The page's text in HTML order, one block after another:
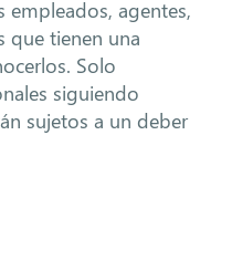
empleados, agentes,
que tienen una
Solo
siguiendo
sujetos a un deber